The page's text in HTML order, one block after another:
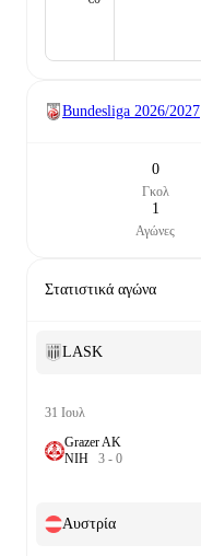
Bundesliga 2026/2027
0
Γκολ
1
Αγώνες
Στατιστικά αγώνα
LASK
31 Ιουλ
Grazer AK
ΝΙΗ 3 - 0
Αυστρία